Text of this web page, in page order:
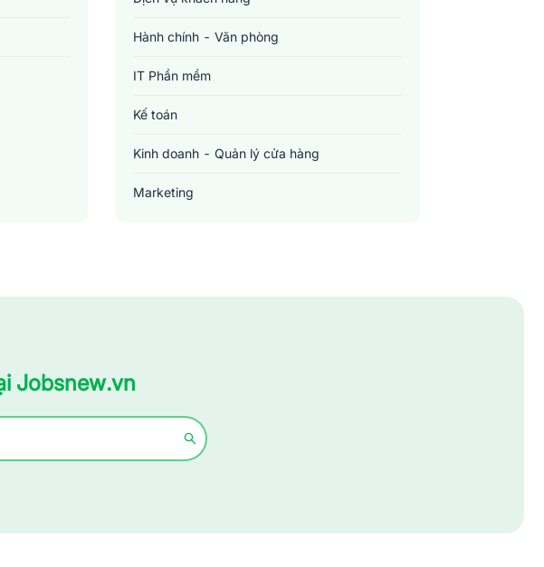
Hành chính - Văn phòng
IT Phần mềm
Kế toán
Kinh doanh - Quản lý cửa hàng
Marketing
Jobsnew.vn